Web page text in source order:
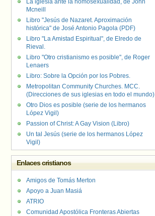
La iglesia ante la homosexualidad, de John
Mcneill
Libro "Jesús de Nazaret. Aproximación
histórica" de José Antonio Pagola (PDF)
Libro "La Amistad Espiritual", de Elredo de
Rieval.
Libro "Otro cristianismo es posible", de Roger
Lenaers
Libro: Sobre la Opción por los Pobres.
Metropolitan Community Churches. MCC.
(Direcciones de sus iglesias en todo el mundo)
Otro Dios es posible (serie de los hermanos
López Vigil)
Passion of Christ: A Gay Vision (Libro)
Un tal Jesús (serie de los hermanos López
Vigil)
Enlaces cristianos
Amigos de Tomás Merton
Apoyo a Juan Masiá
ATRIO
Comunidad Apostólica Fronteras Abiertas